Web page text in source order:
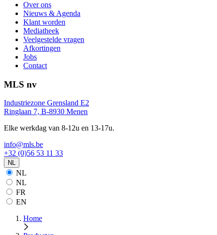
Over ons
Nieuws & Agenda
Klant worden
Mediatheek
Veelgestelde vragen
Afkortingen
Jobs
Contact
MLS nv
Industriezone Grensland E2
Ringlaan 7, B-8930 Menen
Elke werkdag van 8-12u en 13-17u.
info@mls.be
+32 (0)56 53 11 33
NL
NL
NL
FR
EN
Home